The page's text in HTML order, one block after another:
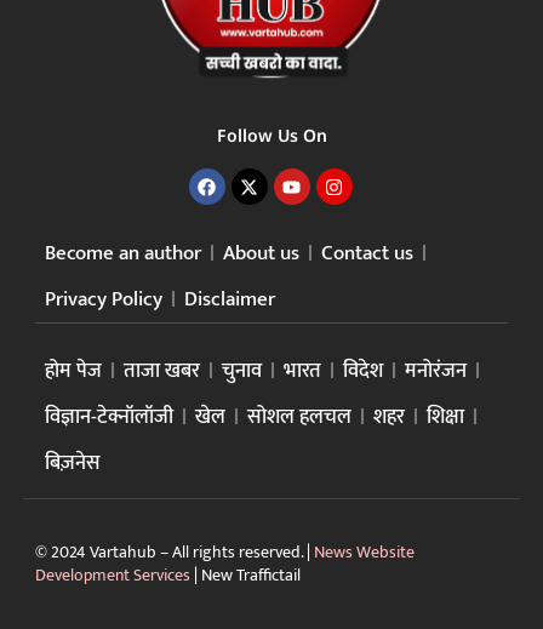
Follow Us On
Become an author About us
Contact us
Privacy Policy
Disclaimer
होम पेज ताजा खबर चुनाव भारत विदेश
मनोरंजन
विज्ञान-टेक्नॉलॉजी
खेल सोशल हलचल शहर
शिक्षा
बिज़नेस
© 2024 Vartahub – All rights reserved. | News Website
Development Services| New Traffictail